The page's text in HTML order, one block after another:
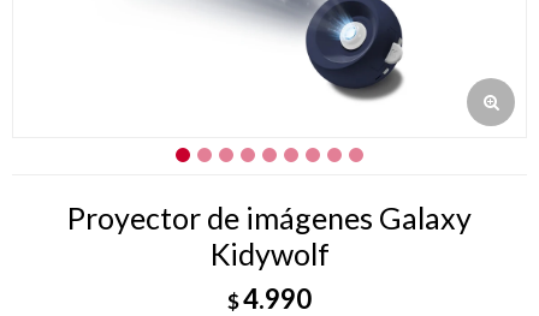
Proyector de imágenes Galaxy
Kidywolf
$4.990